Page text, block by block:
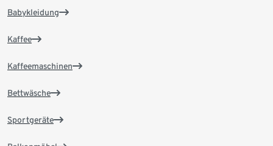
Babykleidung
Kaffee
Kaffeemaschinen
Bettwäsche
Sportgeräte